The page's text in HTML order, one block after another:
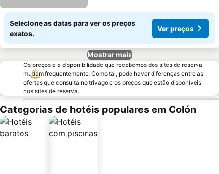
Selecione as datas para ver os preços
exatos.
Ver preços
Mostrar mais
Os preços e a disponibilidade que recebemos dos sites de reserva
mudam frequentemente. Como tal, pode haver diferenças entre as
ofertas que consulta no trivago e os preços que estão disponíveis
nos sites de reserva.
Categorias de hotéis populares em Colón